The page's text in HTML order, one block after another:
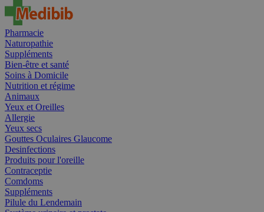
Pharmacie
Naturopathie
Suppléments
Bien-être et santé
Soins à Domicile
Nutrition et régime
Animaux
Yeux et Oreilles
Allergie
Yeux secs
Gouttes Oculaires Glaucome
Desinfections
Produits pour l'oreille
Contraceptie
Comdoms
Suppléments
Pilule du Lendemain